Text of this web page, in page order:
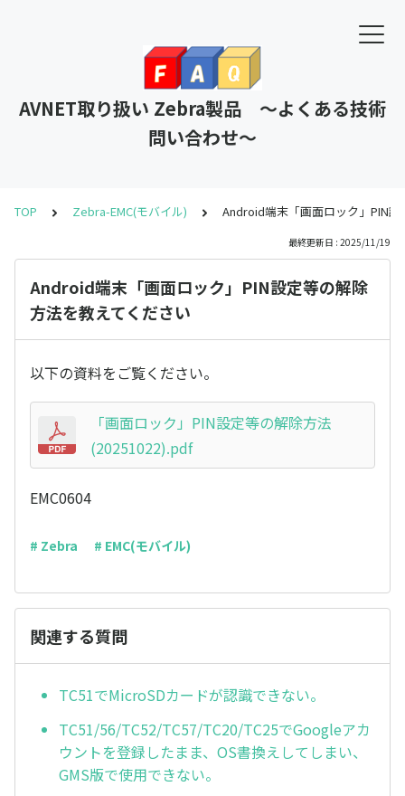
AVNET取り扱い Zebra製品 ～よくある技術
問い合わせ～
TOP Zebra-EMC(モバイル) Android端末「画面ロック」PIN
最終更新日 : 2025/11/19
Android端末「画面ロック」PIN設定等の解除
方法を教えてください
以下の資料をご覧ください。
「画面ロック」PIN設定等の解除方法
(20251022).pdf
EMC0604
# Zebra # EMC(モバイル)
関連する質問
TC51でMicroSDカードが認識できない。
TC51/56/TC52/TC57/TC20/TC25でGoogleアカ
ウントを登録したまま、OS書換えしてしまい、
GMS版で使用できない。